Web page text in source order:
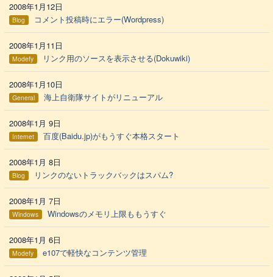
2008年1月12日
Blog コメント投稿時にエラー(Wordpress)
2008年1月11日
Modefy リンク用のソースを表示させる(Dokuwiki)
2008年1月10日
General 海上自衛隊サイトがリニューアル
2008年1月 9日
Internet 百度(Baidu.jp)がもうすぐ本格スタート
2008年1月 8日
Blog リンクのないトラックバックはスパム?
2008年1月 7日
Windows Windowsのメモリ上限ももうすぐ
2008年1月 6日
Modefy e107で軽快なコンテンツ管理